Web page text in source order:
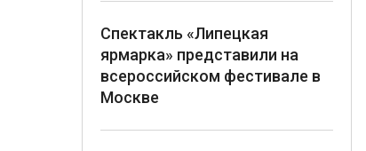
Спектакль «Липецкая
ярмарка» представили на
всероссийском фестивале в
Москве